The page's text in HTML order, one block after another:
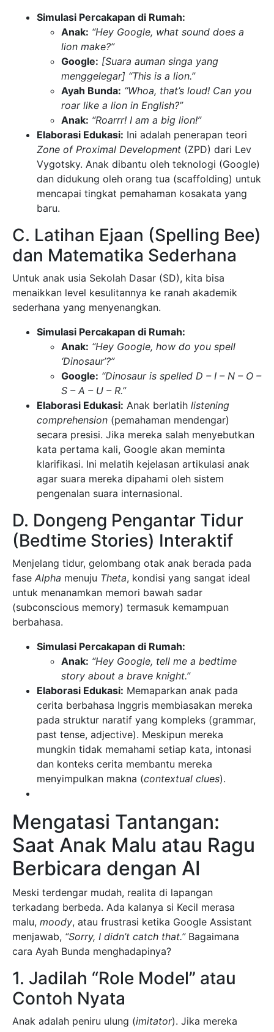
Simulasi Percakapan di Rumah:
Anak: “Hey Google, what sound does a
lion make?”
Google: [Suara auman singa yang
menggelegar] “This is a lion.”
Ayah Bunda: “Whoa, that’s loud! Can you
roar like a lion in English?”
Anak: “Roarrr! I am a big lion!”
Elaborasi Edukasi: Ini adalah penerapan teori
Zone of Proximal Development (ZPD) dari Lev
Vygotsky. Anak dibantu oleh teknologi (Google)
dan didukung oleh orang tua (scaffolding) untuk
mencapai tingkat pemahaman kosakata yang
baru.
C. Latihan Ejaan (Spelling Bee)
dan Matematika Sederhana
Untuk anak usia Sekolah Dasar (SD), kita bisa
menaikkan level kesulitannya ke ranah akademik
sederhana yang menyenangkan.
Simulasi Percakapan di Rumah:
Anak: “Hey Google, how do you spell
‘Dinosaur’?”
Google: “Dinosaur is spelled D – I – N – O –
S – A – U – R.”
Elaborasi Edukasi: Anak berlatih listening
comprehension (pemahaman mendengar)
secara presisi. Jika mereka salah menyebutkan
kata pertama kali, Google akan meminta
klarifikasi. Ini melatih kejelasan artikulasi anak
agar suara mereka dipahami oleh sistem
pengenalan suara internasional.
D. Dongeng Pengantar Tidur
(Bedtime Stories) Interaktif
Menjelang tidur, gelombang otak anak berada pada
fase Alpha menuju Theta, kondisi yang sangat ideal
untuk menanamkan memori bawah sadar
(subconscious memory) termasuk kemampuan
berbahasa.
Simulasi Percakapan di Rumah:
Anak: “Hey Google, tell me a bedtime
story about a brave knight.”
Elaborasi Edukasi: Memaparkan anak pada
cerita berbahasa Inggris membiasakan mereka
pada struktur naratif yang kompleks (grammar,
past tense, adjective). Meskipun mereka
mungkin tidak memahami setiap kata, intonasi
dan konteks cerita membantu mereka
menyimpulkan makna (contextual clues).
Mengatasi Tantangan:
Saat Anak Malu atau Ragu
Berbicara dengan AI
Meski terdengar mudah, realita di lapangan
terkadang berbeda. Ada kalanya si Kecil merasa
malu, moody, atau frustrasi ketika Google Assistant
menjawab, “Sorry, I didn’t catch that.”Bagaimana
cara Ayah Bunda menghadapinya?
1. Jadilah “Role Model” atau
Contoh Nyata
Anak adalah peniru ulung (imitator). Jika mereka